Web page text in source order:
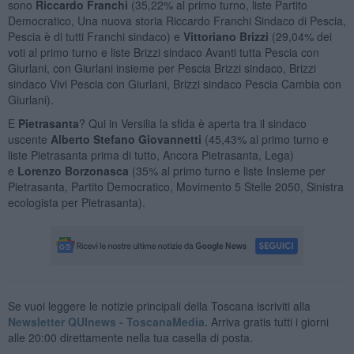
sono Riccardo Franchi (35,22% al primo turno, liste Partito
Democratico, Una nuova storia Riccardo Franchi Sindaco di Pescia,
Pescia è di tutti Franchi sindaco) e Vittoriano Brizzi (29,04% dei
voti al primo turno e liste Brizzi sindaco Avanti tutta Pescia con
Giurlani, con Giurlani insieme per Pescia Brizzi sindaco, Brizzi
sindaco Vivi Pescia con Giurlani, Brizzi sindaco Pescia Cambia con
Giurlani).
E Pietrasanta? Qui in Versilia la sfida è aperta tra il sindaco
uscente Alberto Stefano Giovannetti (45,43% al primo turno e
liste Pietrasanta prima di tutto, Ancora Pietrasanta, Lega)
e Lorenzo Borzonasca (35% al primo turno e liste Insieme per
Pietrasanta, Partito Democratico, Movimento 5 Stelle 2050, Sinistra
ecologista per Pietrasanta).
Se vuoi leggere le notizie principali della Toscana iscriviti alla
Newsletter QUInews - ToscanaMedia. Arriva gratis tutti i giorni
alle 20:00 direttamente nella tua casella di posta.